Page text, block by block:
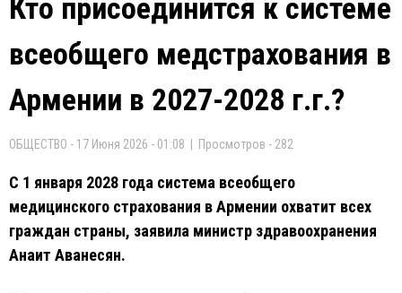
Кто присоединится к системе
всеобщего медстрахования в
Армении в 2027-2028 г.г.?
ОБЩЕСТВО - 17 Июня 2026 - 01:08 | Просмотров - 282
С 1 января 2028 года система всеобщего
медицинского страхования в Армении охватит всех
граждан страны, заявила министр здравоохранения
Анаит Аванесян.